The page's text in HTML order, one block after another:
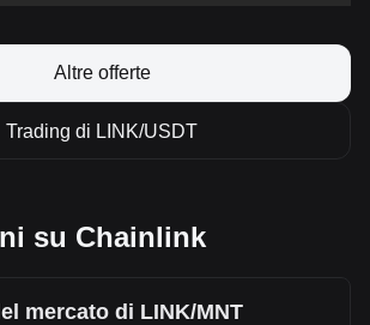
Altre offerte
Trading di LINK/USDT
su Chainlink
mercato di LINK/MNT